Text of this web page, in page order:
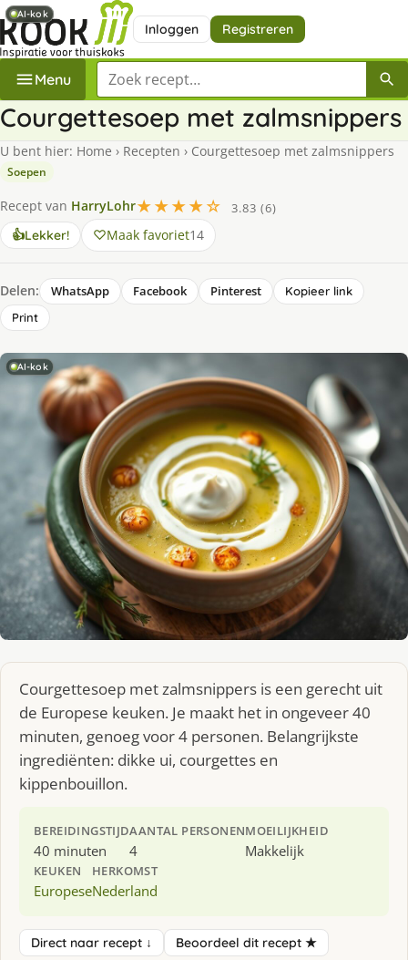
Inloggen Registreren
Menu Zoek een recept
Courgettesoep met zalmsnippers
U bent hier: Home › Recepten › Courgettesoep met zalmsnippers
Soepen
Recept van HarryLohr★★★★☆
3.83 (6)
👍Lekker! Maak favoriet14
Delen: WhatsApp Facebook Pinterest
Kopieer link
Print
AI-kok
Courgettesoep met zalmsnippers is een gerecht uit
de Europese keuken. Je maakt het in ongeveer 40
minuten, genoeg voor 4 personen. Belangrijkste
ingrediënten: dikke ui, courgettes en
kippenbouillon.
BEREIDINGSTIJD
40 minuten
AANTAL PERSONEN
4
MOEILIJKHEID
Makkelijk
KEUKEN
Europese
HERKOMST
Nederland
Direct naar recept ↓ Beoordeel dit recept ★
AI-kok
AI-kok